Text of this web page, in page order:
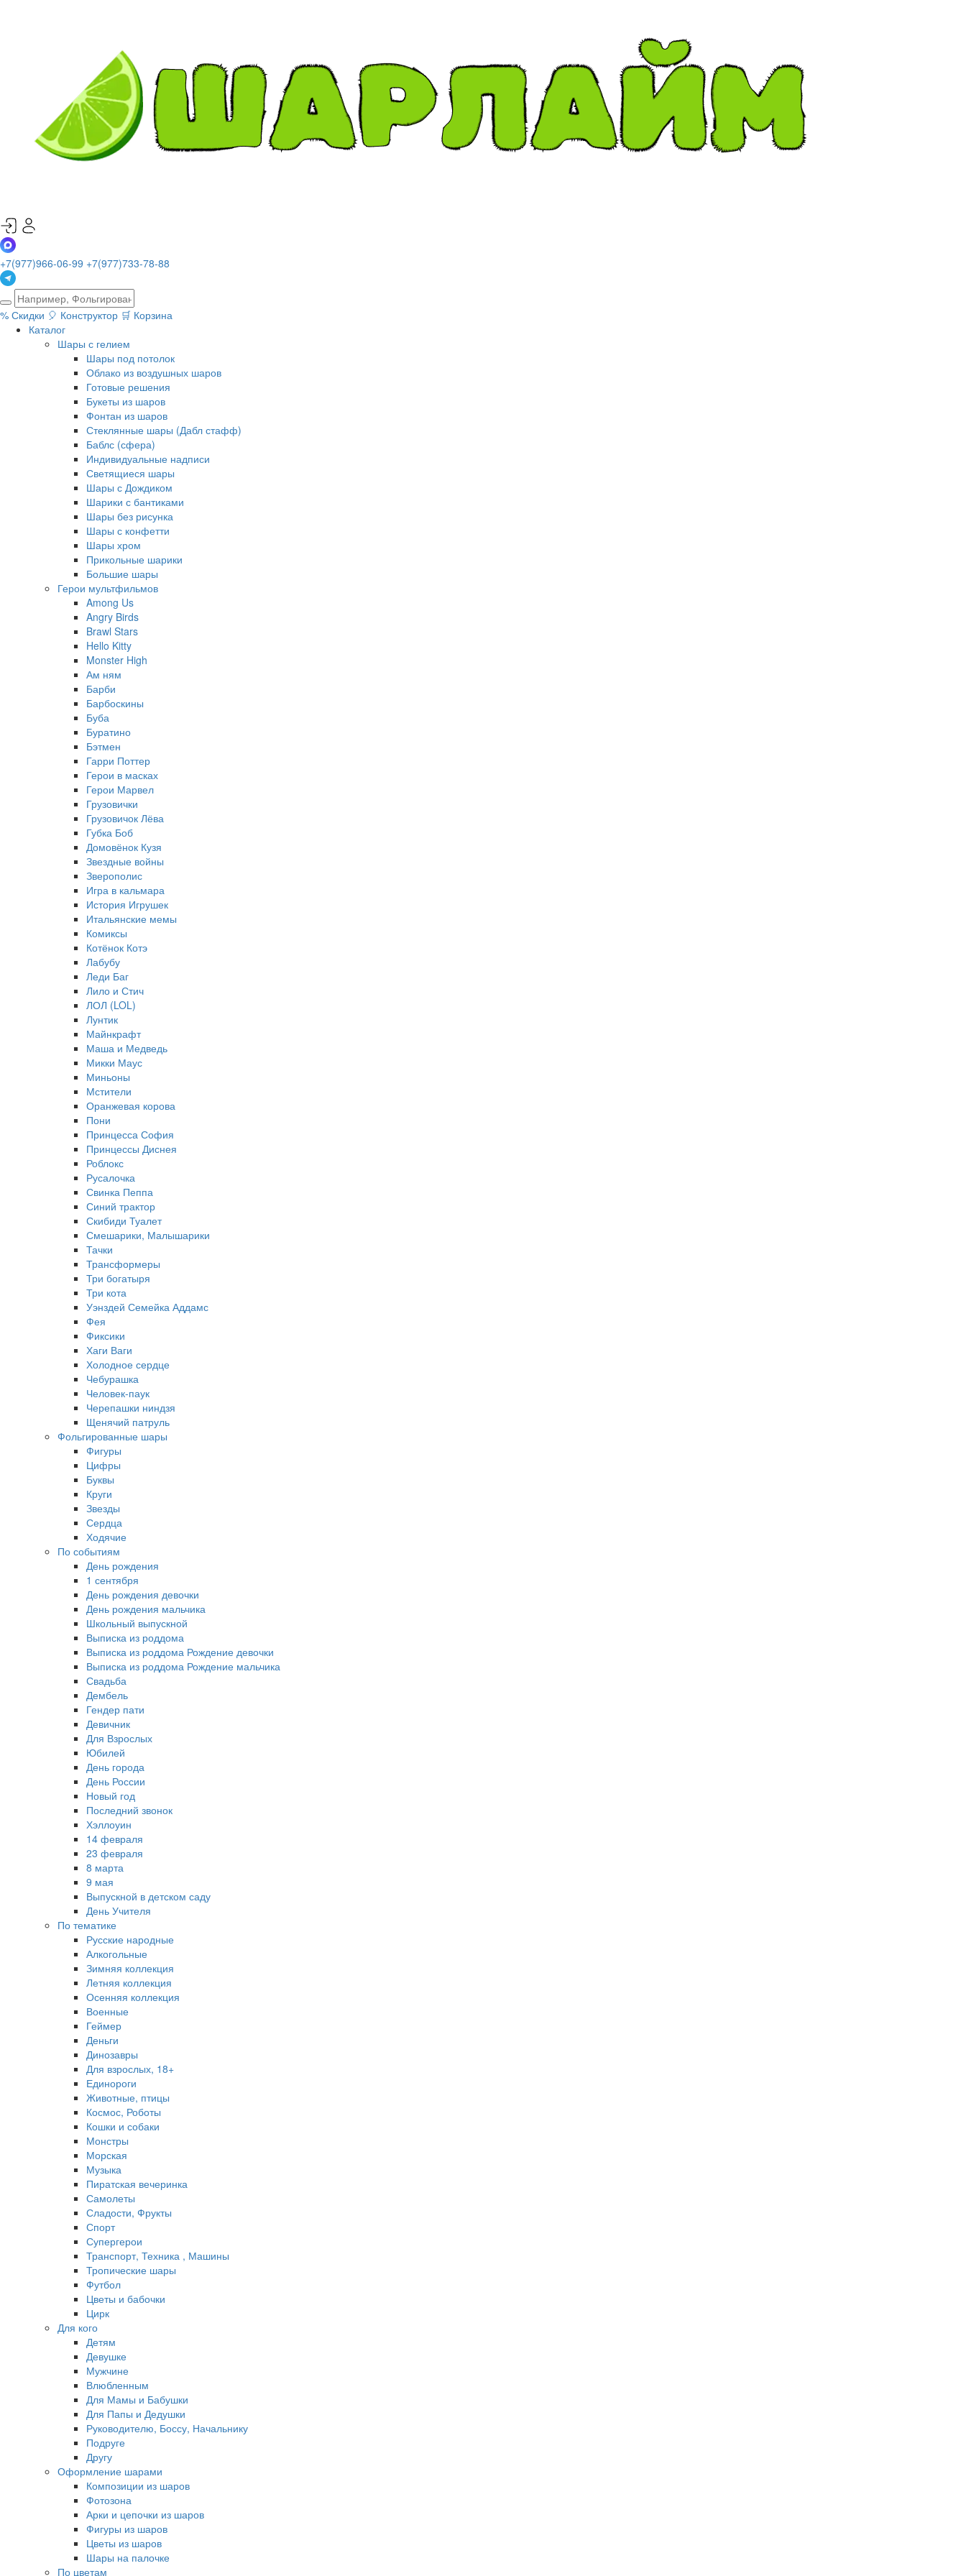
+7(977)966-06-99 +7(977)733-78-88
% Скидки 🎈 Конструктор 🛒 Корзина
Каталог
Шары с гелием
Шары под потолок
Облако из воздушных шаров
Готовые решения
Букеты из шаров
Фонтан из шаров
Стеклянные шары (Дабл стафф)
Баблс (сфера)
Индивидуальные надписи
Светящиеся шары
Шары с Дождиком
Шарики с бантиками
Шары без рисунка
Шары с конфетти
Шары хром
Прикольные шарики
Большие шары
Герои мультфильмов
Among Us
Angry Birds
Brawl Stars
Hello Kitty
Monster High
Ам ням
Барби
Барбоскины
Буба
Буратино
Бэтмен
Гарри Поттер
Герои в масках
Герои Марвел
Грузовички
Грузовичок Лёва
Губка Боб
Домовёнок Кузя
Звездные войны
Зверополис
Игра в кальмара
История Игрушек
Итальянские мемы
Комиксы
Котёнок Котэ
Лабубу
Леди Баг
Лило и Стич
ЛОЛ (LOL)
Лунтик
Майнкрафт
Маша и Медведь
Микки Маус
Миньоны
Мстители
Оранжевая корова
Пони
Принцесса София
Принцессы Диснея
Роблокс
Русалочка
Свинка Пеппа
Синий трактор
Скибиди Туалет
Смешарики, Малышарики
Тачки
Трансформеры
Три богатыря
Три кота
Уэнздей Семейка Аддамс
Фея
Фиксики
Хаги Ваги
Холодное сердце
Чебурашка
Человек-паук
Черепашки ниндзя
Щенячий патруль
Фольгированные шары
Фигуры
Цифры
Буквы
Круги
Звезды
Сердца
Ходячие
По событиям
День рождения
1 сентября
День рождения девочки
День рождения мальчика
Школьный выпускной
Выписка из роддома
Выписка из роддома Рождение девочки
Выписка из роддома Рождение мальчика
Свадьба
Дембель
Гендер пати
Девичник
Для Взрослых
Юбилей
День города
День России
Новый год
Последний звонок
Хэллоуин
14 февраля
23 февраля
8 марта
9 мая
Выпускной в детском саду
День Учителя
По тематике
Русские народные
Алкогольные
Зимняя коллекция
Летняя коллекция
Осенняя коллекция
Военные
Геймер
Деньги
Динозавры
Для взрослых, 18+
Единороги
Животные, птицы
Космос, Роботы
Кошки и собаки
Монстры
Морская
Музыка
Пиратская вечеринка
Самолеты
Сладости, Фрукты
Спорт
Супергерои
Транспорт, Техника , Машины
Тропические шары
Футбол
Цветы и бабочки
Цирк
Для кого
Детям
Девушке
Мужчине
Влюбленным
Для Мамы и Бабушки
Для Папы и Дедушки
Руководителю, Боссу, Начальнику
Подруге
Другу
Оформление шарами
Композиции из шаров
Фотозона
Арки и цепочки из шаров
Фигуры из шаров
Цветы из шаров
Шары на палочке
По цветам